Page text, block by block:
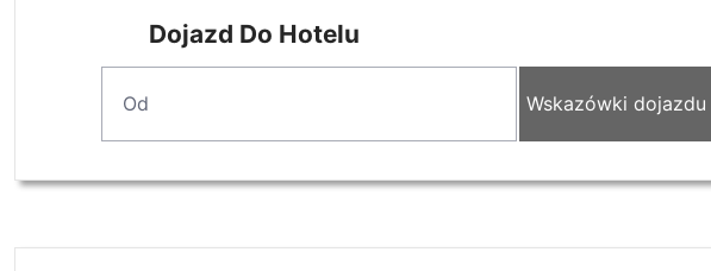
Dojazd Do Hotelu
Wskazówki dojazdu